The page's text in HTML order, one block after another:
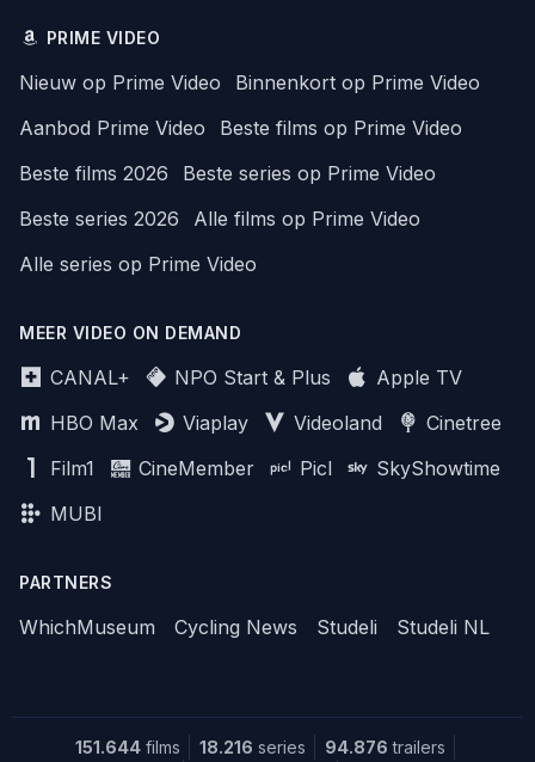
PRIME VIDEO
Nieuw op Prime Video
Binnenkort op Prime Video
Aanbod Prime Video
Beste films op Prime Video
Beste films 2026
Beste series op Prime Video
Beste series 2026
Alle films op Prime Video
Alle series op Prime Video
MEER VIDEO ON DEMAND
CANAL+ NPO Start & Plus
Apple TV
HBO Max
Viaplay Videoland
Cinetree
Film1
CineMember Picl
SkyShowtime
MUBI
PARTNERS
WhichMuseum Cycling News Studeli Studeli NL
151.644 films 18.216 series 94.876 trailers